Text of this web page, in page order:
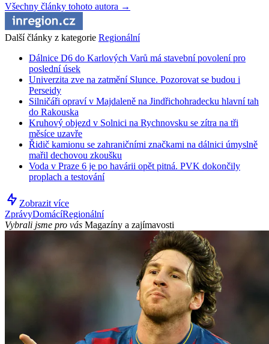
Všechny články tohoto autora →
Další články z kategorie Regionální
Dálnice D6 do Karlových Varů má stavební povolení pro
poslední úsek
Univerzita zve na zatmění Slunce. Pozorovat se budou i
Perseidy
Silničáři opraví v Majdaleně na Jindřichohradecku hlavní tah
do Rakouska
Kruhový objezd v Solnici na Rychnovsku se zítra na tři
měsíce uzavře
Řidič kamionu se zahraničními značkami na dálnici úmyslně
mařil dechovou zkoušku
Voda v Praze 6 je po havárii opět pitná. PVK dokončily
proplach a testování
Zobrazit více
ZprávyDomácíRegionální
Vybrali jsme pro vás Magazíny a zajímavosti